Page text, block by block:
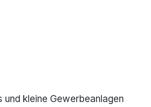
kleine Gewerbeanlagen